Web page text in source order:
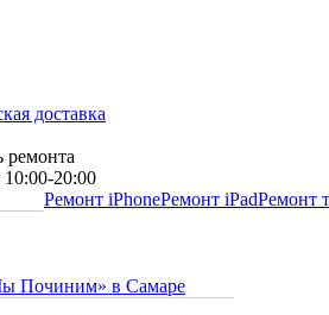
доставка
ремонта
20:00
Ремонт iPhoneРемонт iPadРемонт